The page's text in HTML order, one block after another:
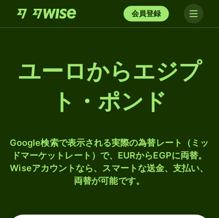
会員登録
ユーロからエジプ
ト・ポンド
Google検索で表示される実際の為替レート（ミッ
ドマーケットレート）で、EURからEGPに両替。
Wiseアカウントなら、スマートな送金、支払い、
両替が可能です。